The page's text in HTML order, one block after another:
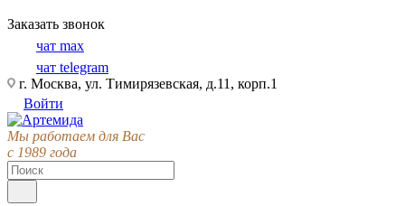
Заказать звонок
чат max
чат telegram
г. Москва, ул. Тимирязевская, д.11, корп.1
Войти
Мы работаем для Вас
с 1989 года